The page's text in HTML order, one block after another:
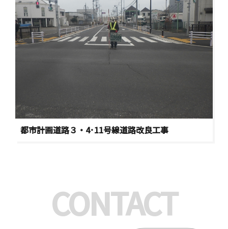
都市計画道路３・4･11号線道路改良工事
CONTACT